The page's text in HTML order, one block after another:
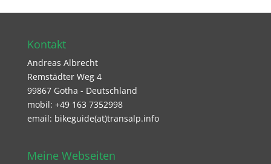
Kontakt
Andreas Albrecht
Remstädter Weg 4
99867 Gotha - Deutschland
mobil: +49 163 7352998
email: bikeguide(at)transalp.info
Meine Webseiten